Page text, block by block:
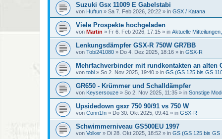
Suzuki Gsx 11009 E Gabelstabi
von Huftun » Sa 7. Feb 2026, 20:22 » in GSX / Katana
Viele Prospekte hochgeladen
von Martin » Fr 6. Feb 2026, 17:15 » in Aktuelle
Lenkungsdämpfer GSX-R 750W GR7BB
von Tobi241080 » Do 4. Dez 2025, 18:16 » in GSX-R
Mehrfachverbinder mit rundkontakten an alten
von tobi » So 2. Nov 2025, 19:40 » in GS (GS 125 bis GS
GR650 - Krümmer und Schalldämpfer
von Keysersouze » So 2. Nov 2025, 11:35 » in Sonstige
Upsidedown gsxr 750 90/91 vs 750 W
von Conn1fn » Do 30. Okt 2025, 09:41 » in GSX-R
Schwimmerniveau GS500EU 1997
von Volker » Di 28. Okt 2025, 18:52 » in GS (GS 125 bis GS